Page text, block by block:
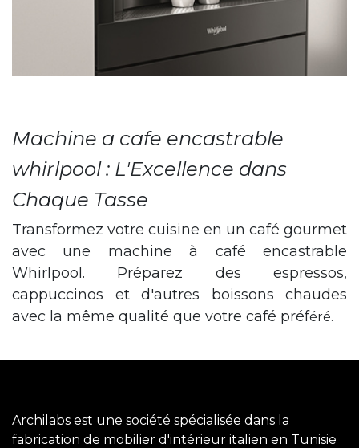
Machine a cafe encastrable
whirlpool : L'Excellence dans
Chaque Tasse
Transformez votre cuisine en un café gourmet
avec une machine à café encastrable
Whirlpool. Préparez des espressos,
cappuccinos et d'autres boissons chaudes
avec la même qualité que votre café préféré.
Archilabs est une société spécialisée dans la
fabrication de mobilier d'intérieur italien en Tunisie